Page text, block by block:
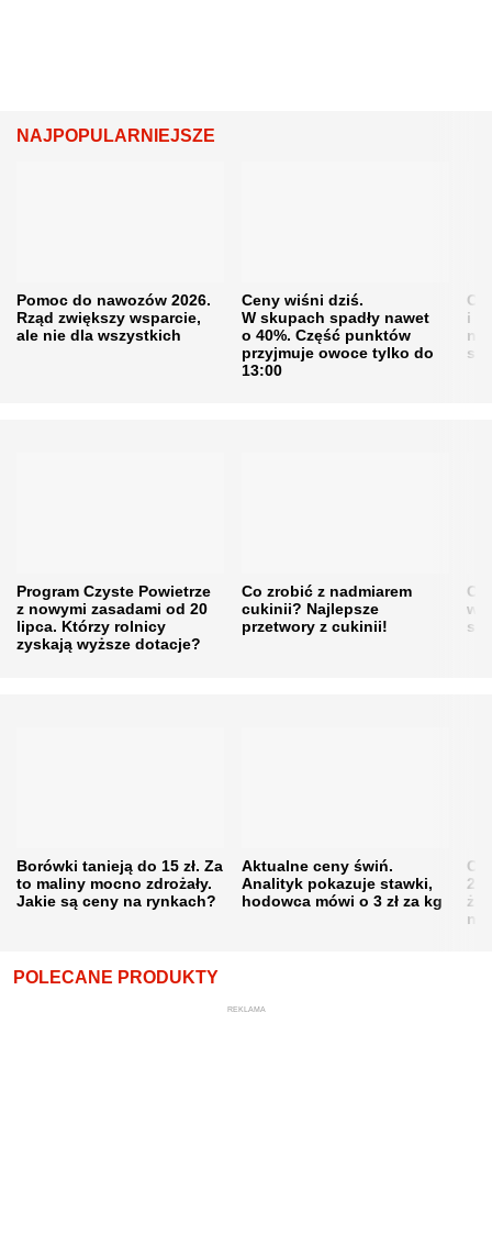
NAJPOPULARNIEJSZE
Pomoc do nawozów 2026.
Rząd zwiększy wsparcie,
ale nie dla wszystkich
Ceny wiśni dziś.
W skupach spadły nawet
o 40%. Część punktów
przyjmuje owoce tylko do
13:00
i
Program Czyste Powietrze
z nowymi zasadami od 20
lipca. Którzy rolnicy
zyskają wyższe dotacje?
Co zrobić z nadmiarem
cukinii? Najlepsze
przetwory z cukinii!
w
Borówki tanieją do 15 zł. Za
to maliny mocno zdrożały.
Jakie są ceny na rynkach?
Aktualne ceny świń.
Analityk pokazuje stawki,
hodowca mówi o 3 zł za kg
POLECANE PRODUKTY
REKLAMA